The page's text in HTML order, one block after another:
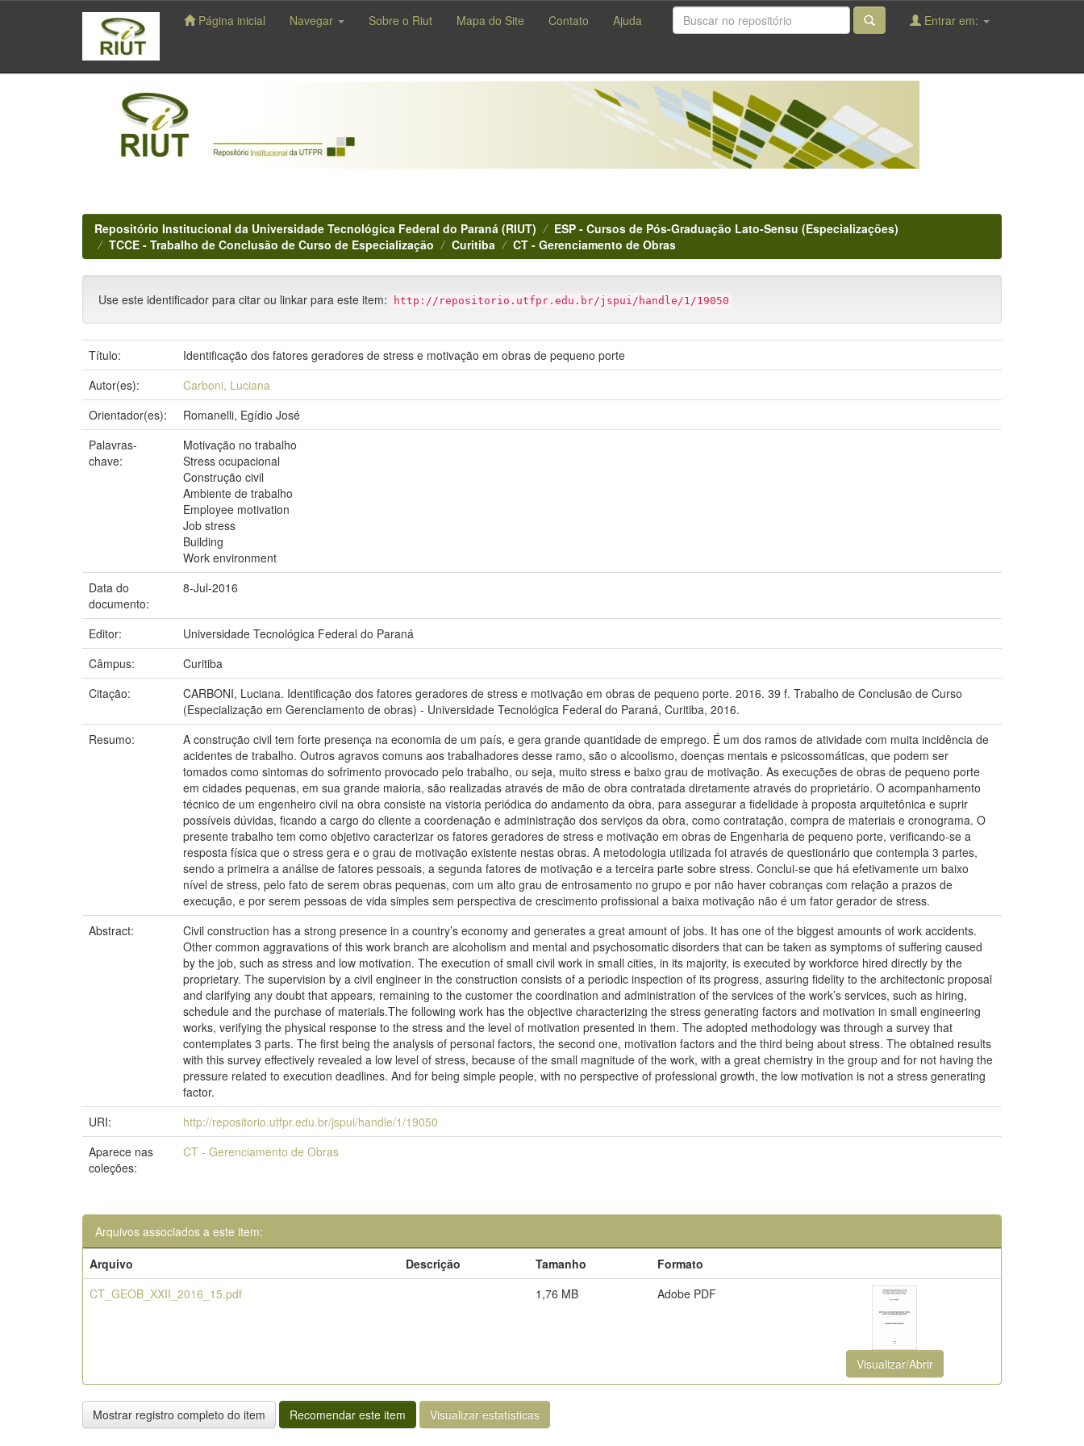
navigation
Página inicial Navegar Sobre o Riut Mapa do Site Contato Ajuda Entrar em:
Repositório Institucional da Universidade Tecnológica Federal do Paraná (RIUT)
ESP - Cursos de Pós-Graduação Lato-Sensu (Especializações)
TCCE - Trabalho de Conclusão de Curso de Especialização
Curitiba CT - Gerenciamento de Obras
Use este identificador para citar ou linkar para este item: http://repositorio.utfpr.edu.br/jspui/handle/1/19050
Título:
Identificação dos fatores geradores de stress e motivação em obras de pequeno porte
Autor(es):
Carboni, Luciana
Orientador(es):
Romanelli, Egídio José
Palavras-
chave:
Motivação no trabalho
Stress ocupacional
Construção civil
Ambiente de trabalho
Employee motivation
Job stress
Building
Work environment
Data do
documento:
8-Jul-2016
Editor:
Universidade Tecnológica Federal do Paraná
Câmpus:
Curitiba
Citação:
CARBONI, Luciana. Identificação dos fatores geradores de stress e motivação em obras de pequeno porte. 2016. 39 f. Trabalho de Conclusão de Curso
(Especialização em Gerenciamento de obras) - Universidade Tecnológica Federal do Paraná, Curitiba, 2016.
Resumo:
A construção civil tem forte presença na economia de um país, e gera grande quantidade de emprego. É um dos ramos de atividade com muita incidência de
acidentes de trabalho. Outros agravos comuns aos trabalhadores desse ramo, são o alcoolismo, doenças mentais e psicossomáticas, que podem ser
tomados como sintomas do sofrimento provocado pelo trabalho, ou seja, muito stress e baixo grau de motivação. As execuções de obras de pequeno porte
em cidades pequenas, em sua grande maioria, são realizadas através de mão de obra contratada diretamente através do proprietário. O acompanhamento
técnico de um engenheiro civil na obra consiste na vistoria periódica do andamento da obra, para assegurar a fidelidade à proposta arquitetônica e suprir
possíveis dúvidas, ficando a cargo do cliente a coordenação e administração dos serviços da obra, como contratação, compra de materiais e cronograma. O
presente trabalho tem como objetivo caracterizar os fatores geradores de stress e motivação em obras de Engenharia de pequeno porte, verificando-se a
resposta física que o stress gera e o grau de motivação existente nestas obras. A metodologia utilizada foi através de questionário que contempla 3 partes,
sendo a primeira a análise de fatores pessoais, a segunda fatores de motivação e a terceira parte sobre stress. Conclui-se que há efetivamente um baixo
nível de stress, pelo fato de serem obras pequenas, com um alto grau de entrosamento no grupo e por não haver cobranças com relação a prazos de
execução, e por serem pessoas de vida simples sem perspectiva de crescimento profissional a baixa motivação não é um fator gerador de stress.
Abstract:
Civil construction has a strong presence in a country’s economy and generates a great amount of jobs. It has one of the biggest amounts of work accidents.
Other common aggravations of this work branch are alcoholism and mental and psychosomatic disorders that can be taken as symptoms of suffering caused
by the job, such as stress and low motivation. The execution of small civil work in small cities, in its majority, is executed by workforce hired directly by the
proprietary. The supervision by a civil engineer in the construction consists of a periodic inspection of its progress, assuring fidelity to the architectonic proposal
and clarifying any doubt that appears, remaining to the customer the coordination and administration of the services of the work’s services, such as hiring,
schedule and the purchase of materials.The following work has the objective characterizing the stress generating factors and motivation in small engineering
works, verifying the physical response to the stress and the level of motivation presented in them. The adopted methodology was through a survey that
contemplates 3 parts. The first being the analysis of personal factors, the second one, motivation factors and the third being about stress. The obtained results
with this survey effectively revealed a low level of stress, because of the small magnitude of the work, with a great chemistry in the group and for not having the
pressure related to execution deadlines. And for being simple people, with no perspective of professional growth, the low motivation is not a stress generating
factor.
URI:
http://repositorio.utfpr.edu.br/jspui/handle/1/19050
Aparece nas
coleções:
CT - Gerenciamento de Obras
Arquivos associados a este item:
Arquivo
Descrição Tamanho
Formato
CT_GEOB_XXII_2016_15.pdf
1,76 MB Adobe PDF
Visualizar/Abrir
Mostrar registro completo do item Recomendar este item Visualizar estatísticas